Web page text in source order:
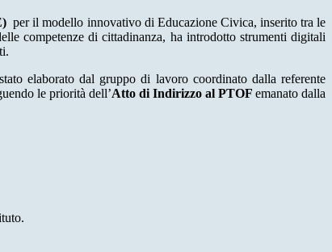
per il modello innovativo di Educazione Civica, inserito tra le
competenze di cittadinanza, ha introdotto strumenti digitali
elaborato dal gruppo di lavoro coordinato dalla referente
le priorità dell’Atto di Indirizzo al PTOF emanato dalla